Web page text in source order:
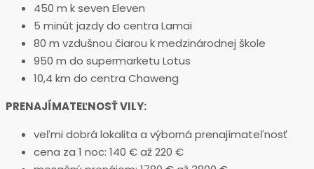
450 m k seven Eleven
5 minút jazdy do centra Lamai
80 m vzdušnou čiarou k medzinárodnej škole
950 m do supermarketu Lotus
10,4 km do centra Chaweng
PRENAJÍMATEĽNOSŤ VILY:
veľmi dobrá lokalita a výborná prenajímateľnosť
cena za 1 noc: 140 € až 220 €